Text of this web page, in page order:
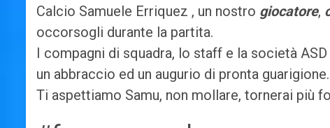
Calcio Samuele Erriquez , un nostro giocatore,
occorsogli durante la partita.
I compagni di squadra, lo staff e la società
un abbraccio ed un augurio di pronta guarigione.
Ti aspettiamo Samu, non mollare, tornerai più